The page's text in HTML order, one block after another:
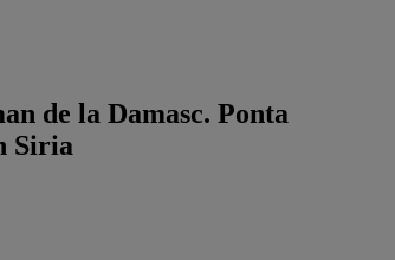
de la Damasc. Ponta
Siria